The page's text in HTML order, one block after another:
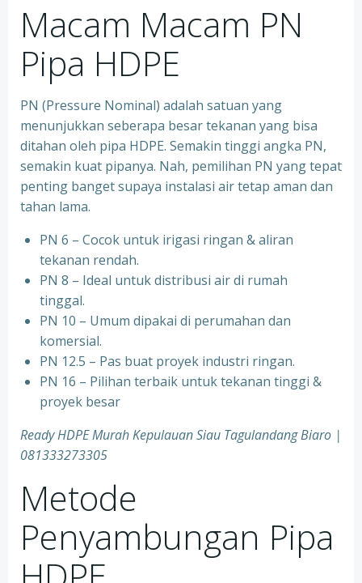
Macam Macam PN
Pipa HDPE
PN (Pressure Nominal) adalah satuan yang
menunjukkan seberapa besar tekanan yang bisa
ditahan oleh pipa HDPE. Semakin tinggi angka PN,
semakin kuat pipanya. Nah, pemilihan PN yang tepat
penting banget supaya instalasi air tetap aman dan
tahan lama.
PN 6 – Cocok untuk irigasi ringan & aliran
tekanan rendah.
PN 8 – Ideal untuk distribusi air di rumah
tinggal.
PN 10 – Umum dipakai di perumahan dan
komersial.
PN 12.5 – Pas buat proyek industri ringan.
PN 16 – Pilihan terbaik untuk tekanan tinggi &
proyek besar
Ready HDPE Murah Kepulauan Siau Tagulandang Biaro |
081333273305
Metode
Penyambungan Pipa